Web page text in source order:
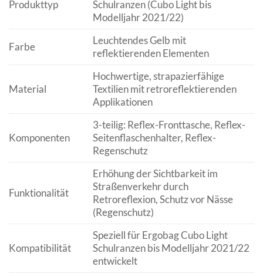
Produkttyp
Schulranzen (Cubo Light bis
Modelljahr 2021/22)
Farbe
Leuchtendes Gelb mit
reflektierenden Elementen
Material
Hochwertige, strapazierfähige
Textilien mit retroreflektierenden
Applikationen
Komponenten
3-teilig: Reflex-Fronttasche, Reflex-
Seitenflaschenhalter, Reflex-
Regenschutz
Funktionalität
Erhöhung der Sichtbarkeit im
Straßenverkehr durch
Retroreflexion, Schutz vor Nässe
(Regenschutz)
Kompatibilität
Speziell für Ergobag Cubo Light
Schulranzen bis Modelljahr 2021/22
entwickelt